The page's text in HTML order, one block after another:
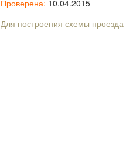
Проверена: 10.04.2015
Для построения схемы